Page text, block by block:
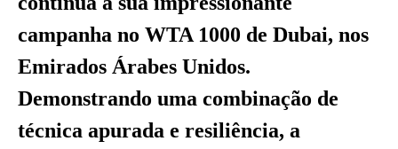
campanha no WTA 1000 de Dubai, nos
Emirados Árabes Unidos.
Demonstrando uma combinação de
técnica apurada e resiliência, a